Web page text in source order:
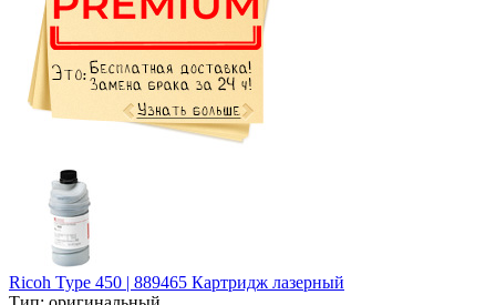
Ricoh Type 450 | 889465 Картридж лазерный